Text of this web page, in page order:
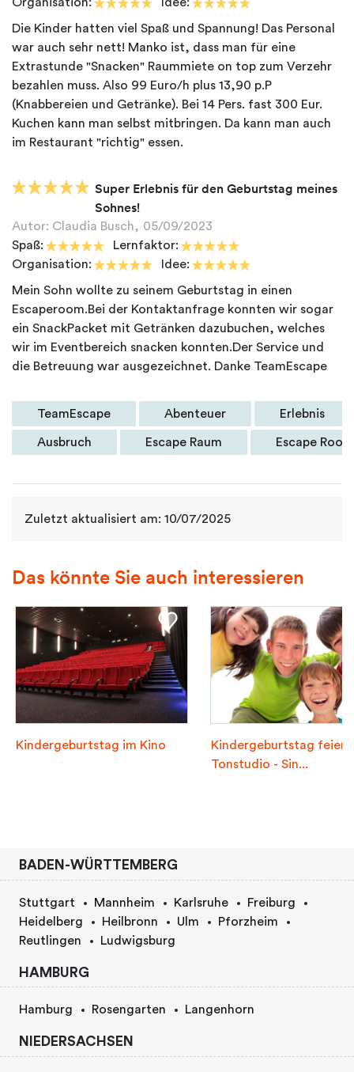
Die Kinder hatten viel Spaß und Spannung! Das Personal
war auch sehr nett! Manko ist, dass man für eine
Extrastunde "Snacken" Raummiete on top zum Verzehr
bezahlen muss. Also 99 Euro/h plus 13,90 p.P
(Knabbereien und Getränke). Bei 14 Pers. fast 300 Eur.
Kuchen kann man selbst mitbringen. Da kann man auch
Super Erlebnis für den Geburtstag meines
Sohnes!
Autor: Claudia Busch, 05/09/2023
Spaß:
Lernfaktor:
Organisation:
Idee:
Mein Sohn wollte zu seinem Geburtstag in einen
Escaperoom.Bei der Kontaktanfrage konnten wir sogar
ein SnackPacket mit Getränken dazubuchen, welches
wir im Eventbereich snacken konnten.Der Service und
TeamEscape Abenteuer Erlebnis
Ausbruch Escape Raum Escape Room
Zuletzt aktualisiert am: 10/07/2025
Das könnte Sie auch interessieren
Kindergeburtstag im Kino
Kindergeburtstag
Tonstudio - Sin...
BADEN-WÜRTTEMBERG
Stuttgart Mannheim Karlsruhe
Freiburg
Heidelberg
Heilbronn Ulm
Pforzheim
Reutlingen
Ludwigsburg
HAMBURG
Hamburg Rosengarten Langenhorn
NIEDERSACHSEN